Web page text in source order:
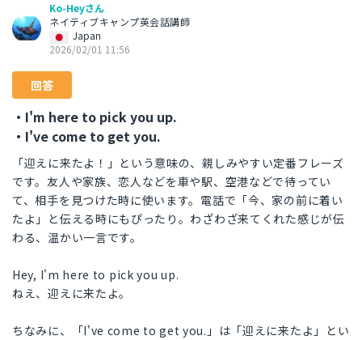
Ko-Heyさん
ネイティブキャンプ英会話講師
Japan
2026/02/01 11:56
回答
・I'm here to pick you up.
・I've come to get you.
「迎えに来たよ！」という意味の、親しみやすい定番フレーズ
です。友人や家族、恋人などを車や駅、空港などで待ってい
て、相手を見つけた時に使います。電話で「今、家の前に着い
たよ」と伝える時にもぴったり。わざわざ来てくれた感じが伝
わる、温かい一言です。
Hey, I'm here to pick you up.
ねえ、迎えに来たよ。
ちなみに、「I've come to get you.」は「迎えに来たよ」とい